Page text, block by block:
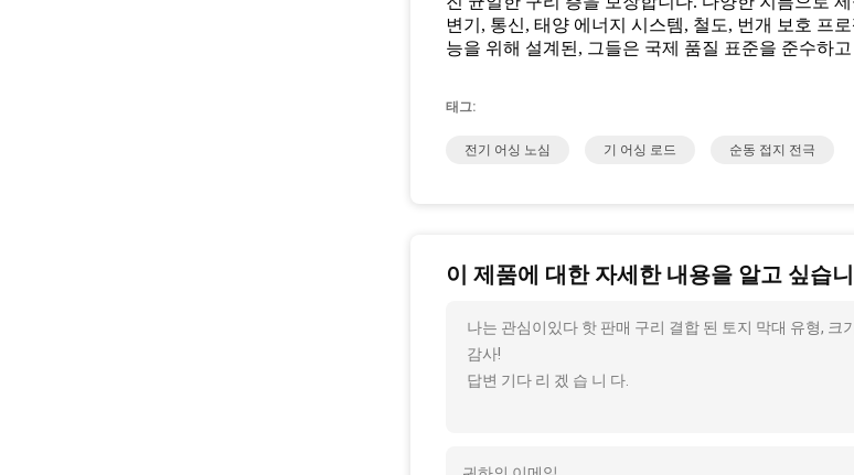
변기, 통신, 태양 에너지 시스템, 철도, 번개 보호 프
능을 위해 설계된, 그들은 국제 품질 표준을 준수하
태그:
전기 어싱 노심 기 어싱 로드 순동 접지 전극
이 제품에 대한 자세한 내용을 알고 싶습
나는 관심이있다 핫 판매 구리 결합 된 토지 막대 유형,
감사!
답변 기다 리 겠 습 니 다.